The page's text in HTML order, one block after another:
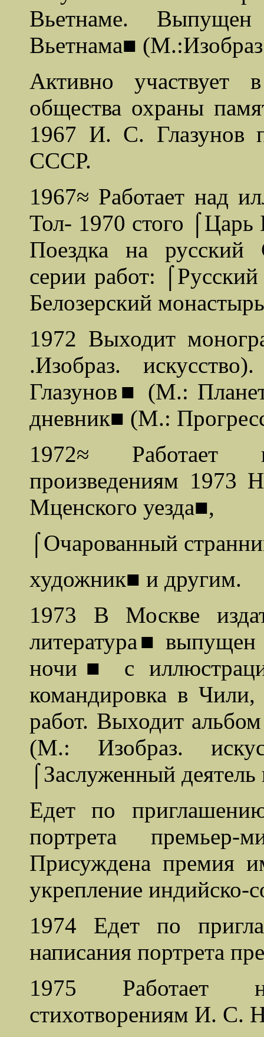
Вьетнаме.
Вьетнама■
Активно участвует
общества охраны
1967 И. С. Глазунов
СССР.
1967≈ Работает над
Тол- 1970 стого
Поездка на русский
серии работ:
Белозерский
1972 Выходит
.Изобраз.
Глазунов■ (М.:
дневник■ (М.:
1972≈ Работает
произведениям 1973
Мценского уезда■,
⌠Очарованный
художник■ и другим.
1973 В Москве
литература■ выпущен
ночи■ с
командировка в Чили,
работ. Выходит
(М.: Изобраз.
⌠Заслуженный деятель
Едет по
портрета
Присуждена премия
укрепление индийско-
1974 Едет по
написания портрета
1975 Работает
стихотворениям И. С.